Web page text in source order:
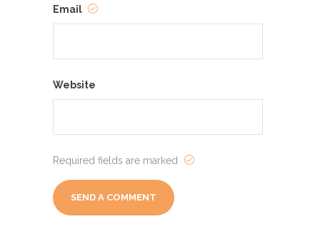
Email
Website
Required fields are marked